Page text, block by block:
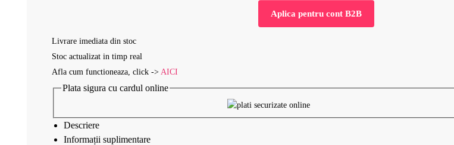
Aplica pentru cont B2B
Livrare imediata din stoc
Stoc actualizat in timp real
Afla cum functioneaza, click -> AICI
Plata sigura cu cardul online
Descriere
Informații suplimentare